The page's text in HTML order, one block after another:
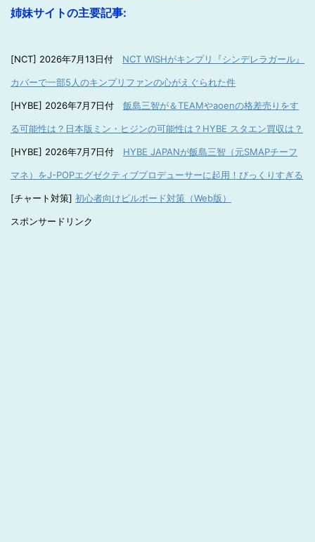
姉妹サイトの主要記事:
[NCT] 2026年7月13日付 NCT WISHがキンプリ『シンデレラガール』
カバーで一部5人のキンプリファンの心がえぐられた件
[HYBE] 2026年7月7日付 飯島三智が＆TEAMやaoenの格差売りをす
る可能性は？日本版ミン・ヒジンの可能性は？HYBE スタエン買収は？
[HYBE] 2026年7月7日付 HYBE JAPANが飯島三智（元SMAPチーフ
マネ）をJ-POPエグゼクティブプロデューサーに起用！びっくりすぎる
[チャート対策] 初心者向けビルボード対策（Web版）
スポンサードリンク